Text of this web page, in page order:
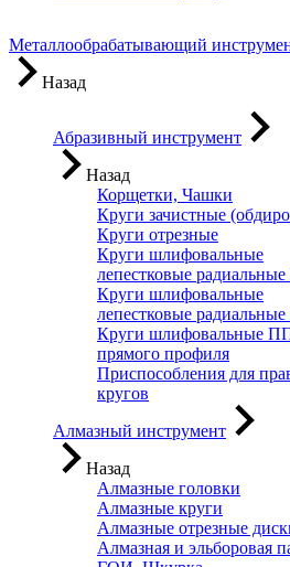
Металлообрабатывающий
Назад
Абразивный инструмент
Назад
Корщетки, Чашки
Круги зачистные
Круги отрезные
Круги шлифовальные
лепестковые
Круги шлифовальные
лепестковые
Круги шлифовальные
прямого профиля
Приспособления для
кругов
Алмазный инструмент
Назад
Алмазные головки
Алмазные круги
Алмазные отрезные
Алмазная и эльборовая